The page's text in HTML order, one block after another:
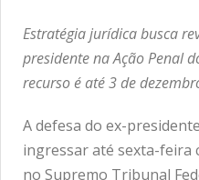
Estratégia jurídica busca
presidente na Ação Penal
recurso é até 3 de
A defesa do ex-
ingressar até sexta-
no Supremo Tribunal